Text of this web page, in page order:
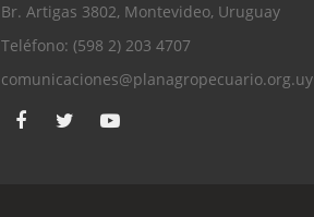
Br. Artigas 3802, Montevideo, Uruguay
Teléfono: (598 2) 203 4707
comunicaciones@planagropecuario.org.uy